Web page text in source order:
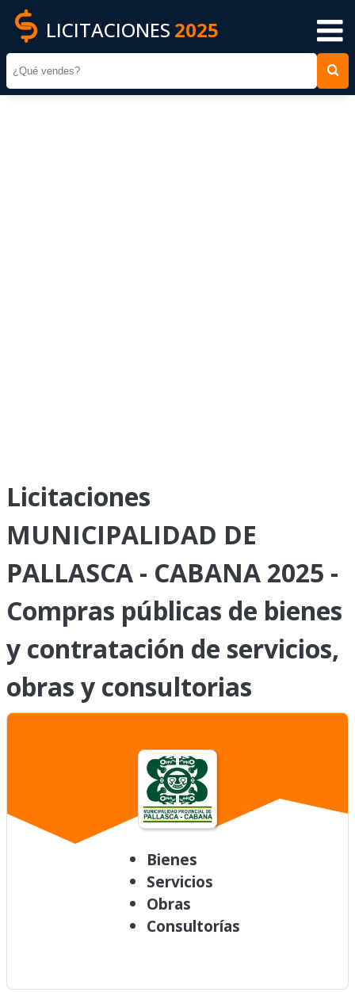
LICITACIONES 2025
Licitaciones
MUNICIPALIDAD DE
PALLASCA - CABANA 2025 -
Compras públicas de bienes
y contratación de servicios,
obras y consultorias
Bienes
Servicios
Obras
Consultorías